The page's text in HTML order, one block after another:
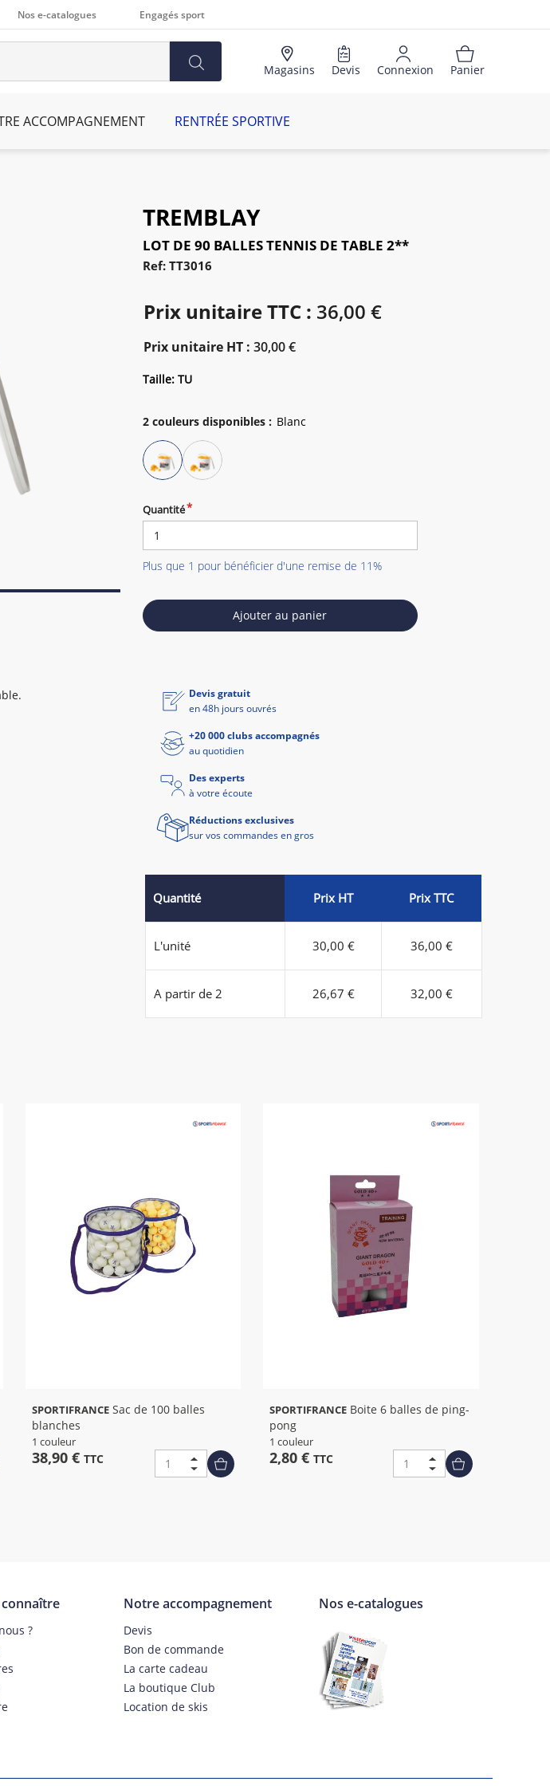
Nos e-catalogues Engagés sport
Magasins Devis Connexion Panier
ACCOMPAGNEMENT RENTRÉE SPORTIVE
TREMBLAY
LOT DE 90 BALLES TENNIS DE TABLE 2**
Ref: TT3016
Prix unitaire TTC : 36,00 €
Prix unitaire HT : 30,00 €
Taille: TU
2 couleurs disponibles:
Quantité
Plus que 1 pour bénéficier d'une remise de 11%
Ajouter au panier
Devis gratuit
en 48h jours ouvrés
+20 000 clubs accompagnés
au quotidien
Des experts
à votre écoute
Réductions exclusives
sur vos commandes en gros
Quantité Prix HT Prix TTC
L'unité 30,00 € 36,00 €
A partir de 2 26,67 € 32,00 €
SPORTIFRANCE
blanches
1 couleur
38,90 € TTC
SPORTIFRANCE
pong
1 couleur
2,80 €TTC
?
Notre accompagnement
Devis
Bon de commande
La carte cadeau
La boutique Club
Location de skis
Nos e-catalogues